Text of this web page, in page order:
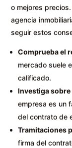
o mejores
agencia
seguir estos
Comprueba el
mercado suele
calificado.
Investiga
empresa es un
del contrato de
Tramitaciones
firma del